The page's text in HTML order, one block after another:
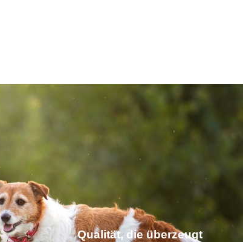
Qualität, die überzeugt